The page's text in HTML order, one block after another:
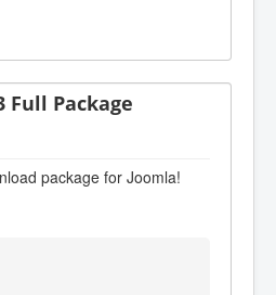
Full Package
package for Joomla!